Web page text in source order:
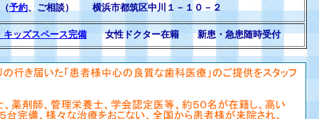
（予約、ご相談） 横浜市都筑区中川１－１０－２
キッズスペース完備女性ドクター在籍 新患・急患随時受付